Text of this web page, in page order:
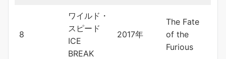
8
ワイルド・
スピード
ICE
BREAK
2017年
The Fate
of the
Furious